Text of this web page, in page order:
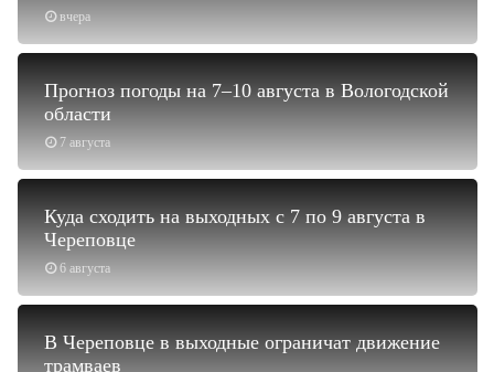
вчера
7 августа
Прогноз погоды на 7–10 августа в Вологодской
области
6 августа
Куда сходить на выходных с 7 по 9 августа в
Череповце
В Череповце в выходные ограничат движение
трамваев